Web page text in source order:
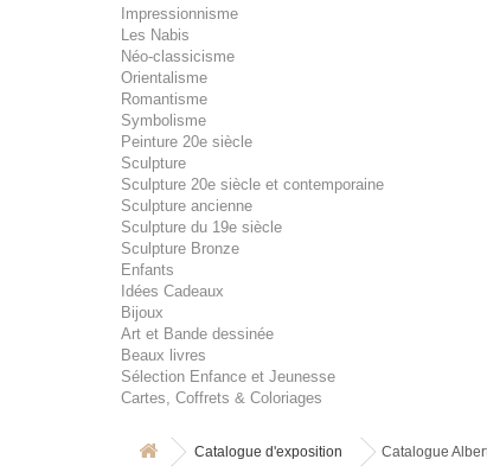
Impressionnisme
Les Nabis
Néo-classicisme
Orientalisme
Romantisme
Symbolisme
Peinture 20e siècle
Sculpture
Sculpture 20e siècle et contemporaine
Sculpture ancienne
Sculpture du 19e siècle
Sculpture Bronze
Enfants
Idées Cadeaux
Bijoux
Art et Bande dessinée
Beaux livres
Sélection Enfance et Jeunesse
Cartes, Coffrets & Coloriages
Catalogue d'exposition Catalogue